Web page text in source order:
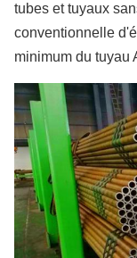
tubes et tuyaux
conventionnelle
minimum du tuyau